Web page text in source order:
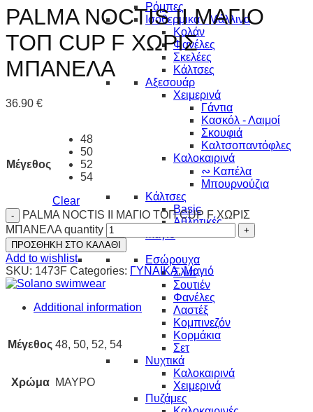
Ρόμπες
Ισοθερμικά - Μάλλινα
Κολάν
Φανέλες
Σκελέες
Κάλτσες
Αξεσουάρ
Χειμερινά
Γάντια
Κασκόλ - Λαιμοί
Σκουφιά
Καλτσοπαντόφλες
Καλοκαιρινά
∾ Καπέλα
Μπουρνούζια
Κάλτσες
Basic
Αθλητικές
Μαγιό
ΓΥΝΑΙΚΑ
Εσώρουχα
Σλιπ
Σουτιέν
Φανέλες
Λαστέξ
Κομπινεζόν
Κορμάκια
Σετ
Νυχτικά
Καλοκαιρινά
Χειμερινά
Πυζάμες
PALMA NOCTIS II ΜΑΓΙΟ
ΤΟΠ CUP F ΧΩΡΙΣ
ΜΠΑΝΕΛΑ
36.90 €
Μέγεθος
48
50
52
54
Clear
PALMA NOCTIS II ΜΑΓΙΟ ΤΟΠ CUP F ΧΩΡΙΣ
ΜΠΑΝΕΛΑ quantity
ΠΡΟΣΘΗΚΗ ΣΤΟ ΚΑΛΑΘΙ
Add to wishlist
SKU: 1473F Categories: ΓΥΝΑΙΚΑ,Μαγιό
Additional information
Μέγεθος 48, 50, 52, 54
Χρώμα ΜΑΥΡΟ